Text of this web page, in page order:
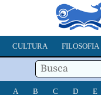
CULTURA FILOSOFIA
A B C D E